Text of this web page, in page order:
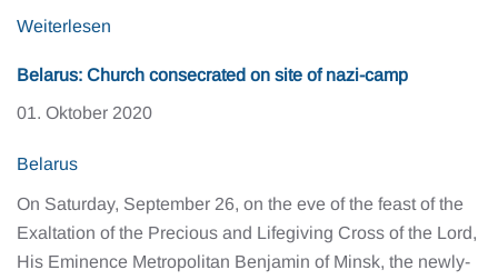
Weiterlesen
Belarus: Church consecrated on site of nazi-camp
01. Oktober 2020
Belarus
On Saturday, September 26, on the eve of the feast of the
Exaltation of the Precious and Lifegiving Cross of the Lord,
His Eminence Metropolitan Benjamin of Minsk, the newly-